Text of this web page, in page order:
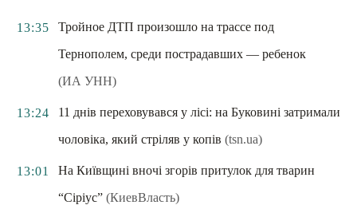
13:35
Тройное ДТП произошло на трассе под
Тернополем, среди пострадавших — ребенок
(ИА УНН)
13:24
11 днів переховувався у лісі: на Буковині затримали
чоловіка, який стріляв у копів (tsn.ua)
13:01
На Київщині вночі згорів притулок для тварин
“Сіріус” (КиевВласть)